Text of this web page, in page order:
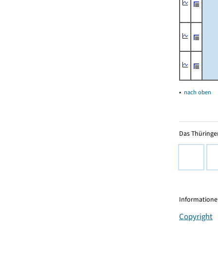
▴ nach oben
Das
Copyright